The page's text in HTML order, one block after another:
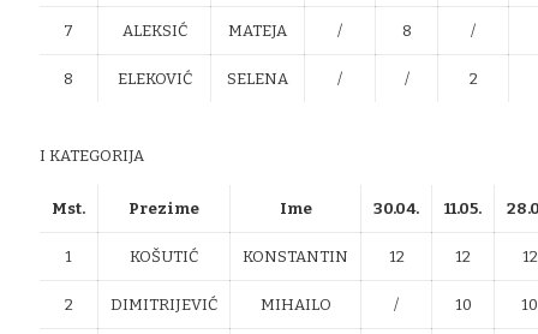
7 ALEKSIĆ MATEJA / 8 /
8 ELEKOVIĆ SELENA / / 2
I KATEGORIJA
Mst. Prezime Ime 30.04. 11.05.
1 KOŠUTIĆ KONSTANTIN 12 12 12
2 DIMITRIJEVIĆ MIHAILO / 10 10